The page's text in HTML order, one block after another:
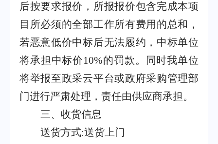
后按要求报价，所报报价包含完成本项
目所必须的全部工作所有费用的总和，
若恶意低价中标后无法履约，中标单位
将承担中标价10%的罚款。同时我单位
将举报至政采云平台或政府采购管理部
门进行严肃处理，责任由供应商承担。
三、收货信息
送货方式:送货上门